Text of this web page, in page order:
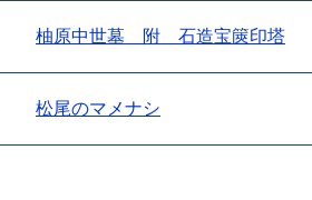
柚原中世墓 附 石造宝篋印塔
松尾のマメナシ